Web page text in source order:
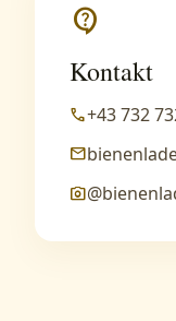
contact_support
Kontakt
phone+43 732
mail
photo_camera